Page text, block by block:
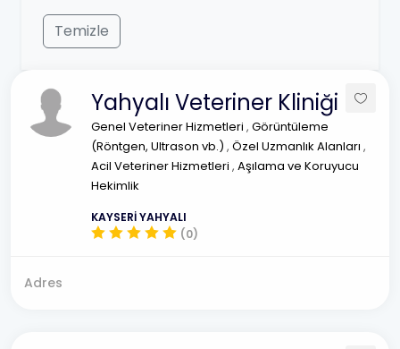
Temizle
Yahyalı Veteriner Kliniği
Genel Veteriner Hizmetleri , Görüntüleme
(Röntgen, Ultrason vb.) , Özel Uzmanlık Alanları ,
Acil Veteriner Hizmetleri , Aşılama ve Koruyucu
Hekimlik
KAYSERİ YAHYALI
(0)
Adres